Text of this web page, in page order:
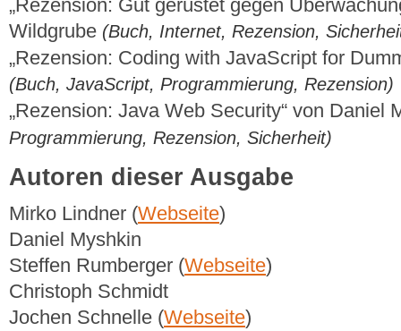
„Rezension: Gut gerüstet gegen
Wildgrube (Buch, Internet, Rezension,
„Rezension: Coding with JavaScript for
(Buch, JavaScript, Programmierung, Rezension)
„Rezension: Java Web Security“ von Daniel
Programmierung, Rezension, Sicherheit)
Autoren dieser Ausgabe
Mirko Lindner (Webseite)
Daniel Myshkin
Steffen Rumberger (Webseite)
Christoph Schmidt
Jochen Schnelle (Webseite)